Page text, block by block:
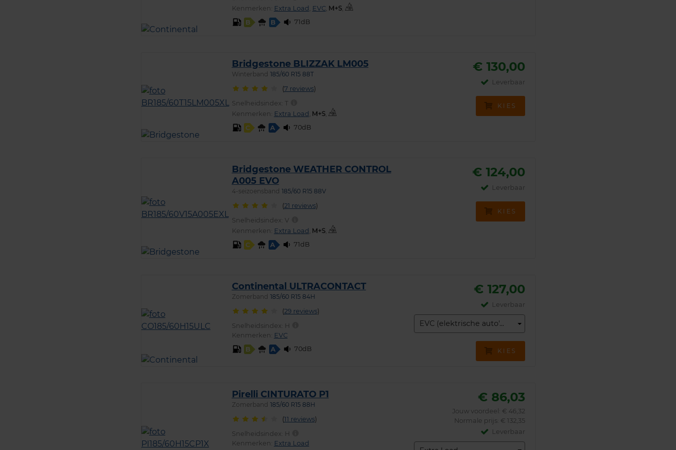
Kenmerken: Extra Load , EVC,
,
B
B 71dB
Bridgestone BLIZZAK LM005
Winterband 185/60 R15 88T
(7 reviews)
Snelheidsindex: T
Kenmerken: Extra Load ,
,
C
A 70dB
€ 130,00
Leverbaar
KIES
Bridgestone WEATHER CONTROL
A005 EVO
4-seizoensband 185/60 R15 88V
(21 reviews)
Snelheidsindex: V
Kenmerken: Extra Load ,
,
C
A 71dB
€ 124,00
Leverbaar
KIES
Continental ULTRACONTACT
Zomerband 185/60 R15 84H
(29 reviews)
Snelheidsindex: H
Kenmerken: EVC
B
A 70dB
€ 127,00
Leverbaar
EVC (elektrische auto'...
KIES
Pirelli CINTURATO P1
Zomerband 185/60 R15 88H
(11 reviews)
Snelheidsindex: H
Kenmerken: Extra Load
€ 86,03
Jouw voordeel: € 46,32
Normale prijs: € 132,35
Leverbaar